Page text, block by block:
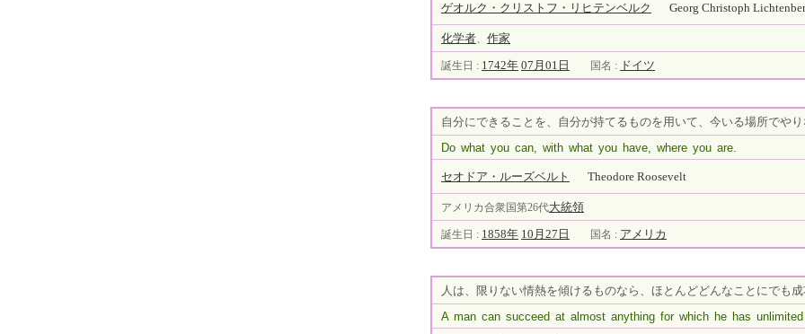
ゲオルク・クリストフ・リヒテンベルク Georg Christoph
化学者、 作家
誕生日 : 1742年 07月01日 国名 : ドイツ
自分にできることを、自分が持てるものを用いて、今いる場所でや
Do what you can, with what you have, where you are.
セオドア・ルーズベルト Theodore Roosevelt
アメリカ合衆国第26代大統領
誕生日 : 1858年 10月27日 国名 : アメリカ
人は、限りない情熱を傾けるものなら、ほとんどどんなことにでも
A man can succeed at almost anything for which he has